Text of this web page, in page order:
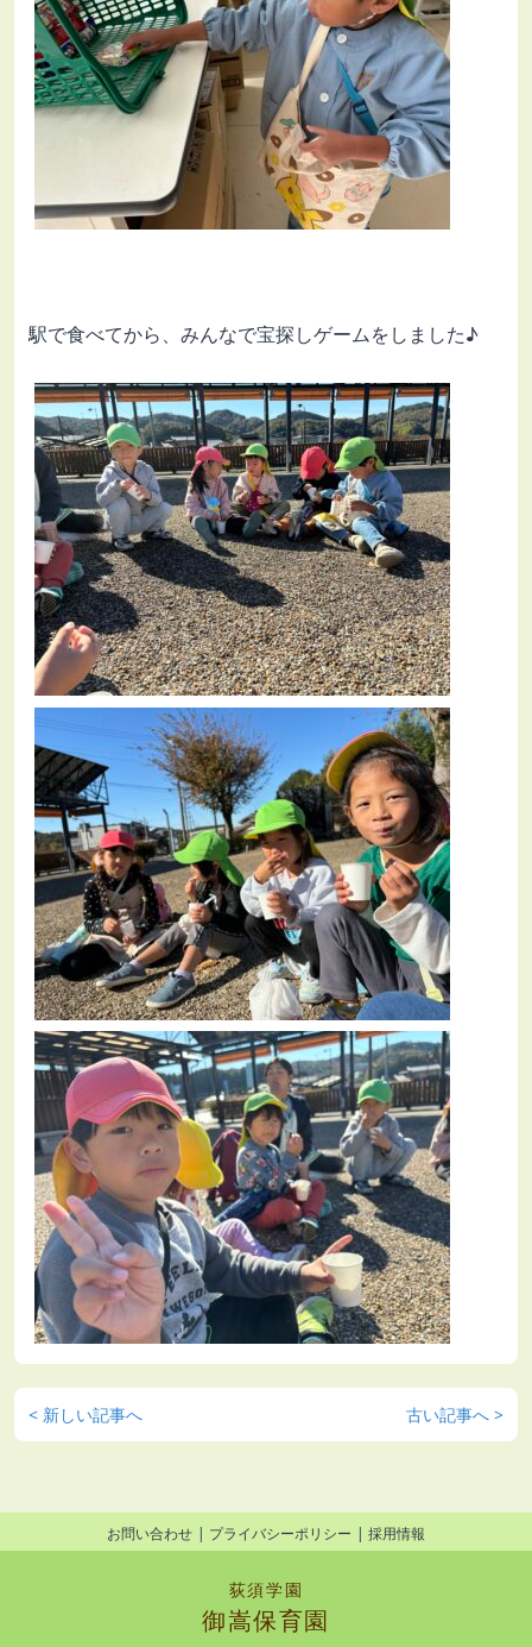
駅で食べてから、みんなで宝探しゲームをしました♪
< 新しい記事へ 古い記事へ >
お問い合わせ プライバシーポリシー 採用情報
荻須学園
御嵩保育園